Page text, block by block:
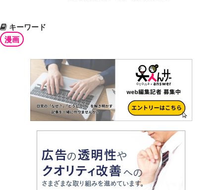
キーワード
漫画